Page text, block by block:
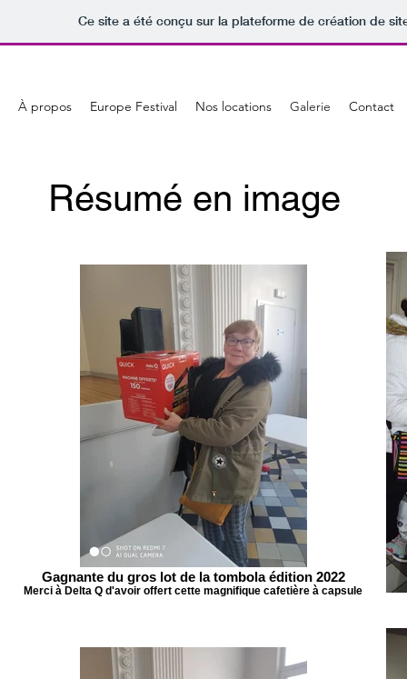
Ce site a été conçu sur la plateforme de création de
À propos Europe Festival Nos locations Galerie Contact
Résumé en image
Gagnante du gros lot de la tombola édition 2022
Merci à Delta Q d'avoir offert cette magnifique cafetière à capsule